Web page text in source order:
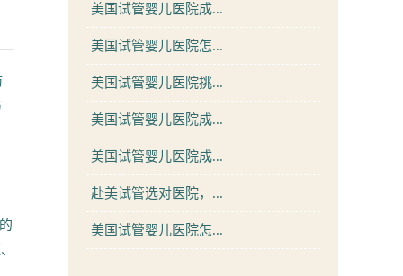
美国试管婴儿医院成...
美国试管婴儿医院怎...
美国试管婴儿医院挑...
美国试管婴儿医院成...
美国试管婴儿医院成...
赴美试管选对医院，...
美国试管婴儿医院怎...